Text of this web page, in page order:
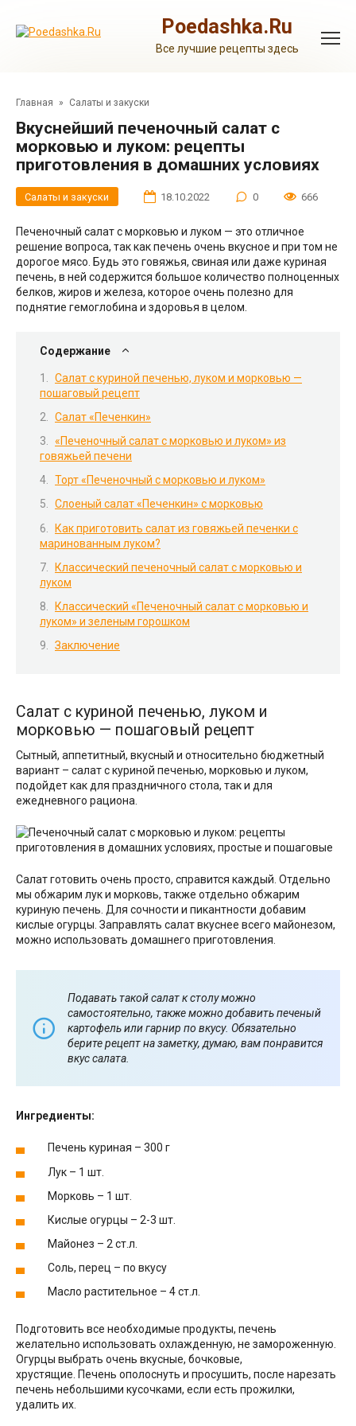
контенту
Poedashka.Ru
Все лучшие рецепты здесь
Главная » Салаты и закуски
Вкуснейший печеночный салат с
морковью и луком: рецепты
приготовления в домашних условиях
Салаты и закуски 18.10.2022 0 666
Печеночный салат с морковью и луком — это отличное
решение вопроса, так как печень очень вкусное и при том не
дорогое мясо. Будь это говяжья, свиная или даже куриная
печень, в ней содержится большое количество полноценных
белков, жиров и железа, которое очень полезно для
поднятие гемоглобина и здоровья в целом.
Содержание
Салат с куриной печенью, луком и морковью —
пошаговый рецепт
Салат «Печенкин»
«Печеночный салат с морковью и луком» из
говяжьей печени
Торт «Печеночный с морковью и луком»
Слоеный салат «Печенкин» с морковью
Как приготовить салат из говяжьей печенки с
маринованным луком?
Классический печеночный салат с морковью и
луком
Классический «Печеночный салат с морковью и
луком» и зеленым горошком
Заключение
Салат с куриной печенью, луком и
морковью — пошаговый рецепт
Сытный, аппетитный, вкусный и относительно бюджетный
вариант – салат с куриной печенью, морковью и луком,
подойдет как для праздничного стола, так и для
ежедневного рациона.
Салат готовить очень просто, справится каждый. Отдельно
мы обжарим лук и морковь, также отдельно обжарим
куриную печень. Для сочности и пикантности добавим
кислые огурцы. Заправлять салат вкуснее всего майонезом,
можно использовать домашнего приготовления.
Подавать такой салат к столу можно
самостоятельно, также можно добавить печеный
картофель или гарнир по вкусу. Обязательно
берите рецепт на заметку, думаю, вам понравится
вкус салата.
Ингредиенты:
Печень куриная – 300 г
Лук – 1 шт.
Морковь – 1 шт.
Кислые огурцы – 2-3 шт.
Майонез – 2 ст.л.
Соль, перец – по вкусу
Масло растительное – 4 ст.л.
Подготовить все необходимые продукты, печень
желательно использовать охлажденную, не замороженную.
Огурцы выбрать очень вкусные, бочковые,
хрустящие. Печень ополоснуть и просушить, после нарезать
печень небольшими кусочками, если есть прожилки,
удалить их.